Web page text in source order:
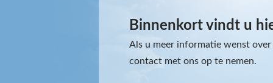
Binnenkort vindt u
Als u meer informatie wenst
contact met ons op te nemen.